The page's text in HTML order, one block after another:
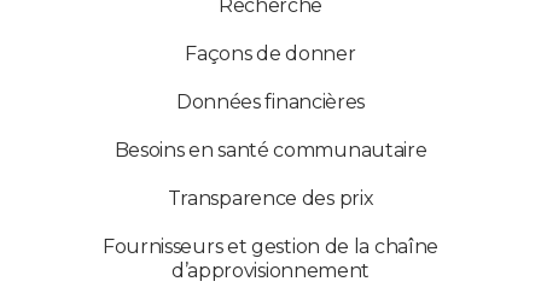
Recherche
Façons de donner
Données financières
Besoins en santé communautaire
Transparence des prix
Fournisseurs et gestion de la chaîne
d’approvisionnement